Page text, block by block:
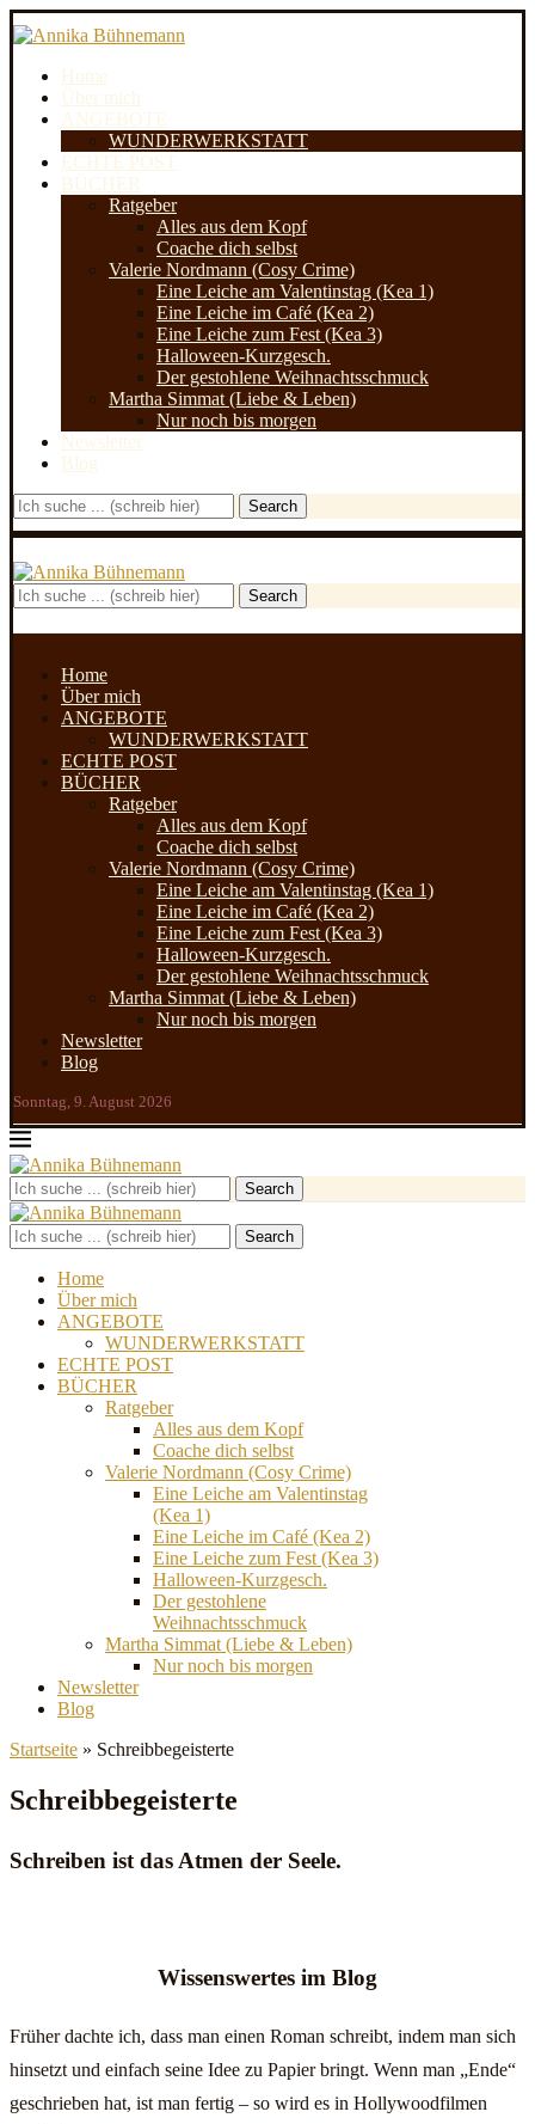
Home
Über mich
ANGEBOTE
WUNDERWERKSTATT
ECHTE POST
BÜCHER
Ratgeber
Alles aus dem Kopf
Coache dich selbst
Valerie Nordmann (Cosy Crime)
Eine Leiche am Valentinstag (Kea 1)
Eine Leiche im Café (Kea 2)
Eine Leiche zum Fest (Kea 3)
Halloween-Kurzgesch.
Der gestohlene Weihnachtsschmuck
Martha Simmat (Liebe & Leben)
Nur noch bis morgen
Newsletter
Blog
Search
Search
Home
Über mich
ANGEBOTE
WUNDERWERKSTATT
ECHTE POST
BÜCHER
Ratgeber
Alles aus dem Kopf
Coache dich selbst
Valerie Nordmann (Cosy Crime)
Eine Leiche am Valentinstag (Kea 1)
Eine Leiche im Café (Kea 2)
Eine Leiche zum Fest (Kea 3)
Halloween-Kurzgesch.
Der gestohlene Weihnachtsschmuck
Martha Simmat (Liebe & Leben)
Nur noch bis morgen
Newsletter
Blog
Sonntag, 9. August 2026
Search
Search
Home
Über mich
ANGEBOTE
WUNDERWERKSTATT
ECHTE POST
BÜCHER
Ratgeber
Alles aus dem Kopf
Coache dich selbst
Valerie Nordmann (Cosy Crime)
Eine Leiche am Valentinstag
(Kea 1)
Eine Leiche im Café (Kea 2)
Eine Leiche zum Fest (Kea 3)
Halloween-Kurzgesch.
Der gestohlene
Weihnachtsschmuck
Martha Simmat (Liebe & Leben)
Nur noch bis morgen
Newsletter
Blog
Startseite » Schreibbegeisterte
Schreibbegeisterte
Schreiben ist das Atmen der Seele.
Wissenswertes im Blog
Früher dachte ich, dass man einen Roman schreibt, indem man sich
hinsetzt und einfach seine Idee zu Papier bringt. Wenn man „Ende“
geschrieben hat, ist man fertig – so wird es in Hollywoodfilmen